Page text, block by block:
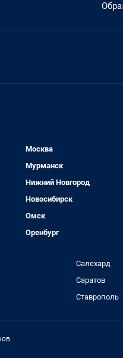
Москва
Мурманск
Нижний Новгород
Новосибирск
Омск
Оренбург
Салехард
Саратов
Ставрополь